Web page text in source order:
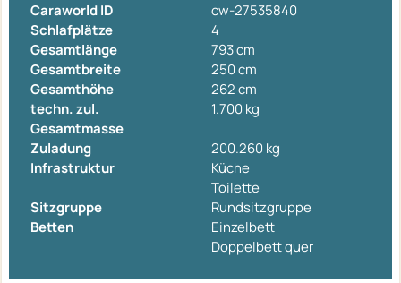
Caraworld ID
cw-27535840
Schlafplätze
4
Gesamtlänge
793 cm
Gesamtbreite
250 cm
Gesamthöhe
262 cm
techn. zul.
Gesamtmasse
1.700 kg
Zuladung
200.260 kg
Infrastruktur
Küche
Toilette
Sitzgruppe
Rundsitzgruppe
Betten
Einzelbett
Doppelbett quer